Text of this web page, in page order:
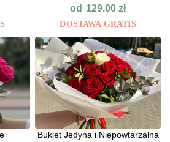
od 129.00zł
DOSTAWA GRATIS
Bukiet Jedyna i Niepowtarzalna